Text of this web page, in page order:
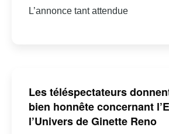
L’annonce tant attendue
Les téléspectateurs
bien honnête concernant
l’Univers de Ginette Reno